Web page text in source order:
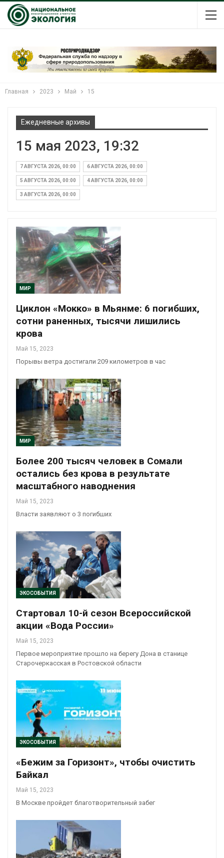
Главная 2023 Май 15
Ежедневные архивы
15 мая 2023, 19:32
7 АВГУСТА 2026, 00:00 6 АВГУСТА 2026, 00:00
5 АВГУСТА 2026, 00:00 4 АВГУСТА 2026, 00:00
3 АВГУСТА 2026, 00:00
МИР
Циклон «Мокко» в Мьянме: 6 погибших,
сотни раненных, тысячи лишились
крова
Май 15, 2023
Порывы ветра достигали 209 километров в час
МИР
Более 200 тысяч человек в Сомали
остались без крова в результате
масштабного наводнения
Май 15, 2023
Власти заявляют о 3 погибших
ЭКОСОБЫТИЯ
Стартовал 10-й сезон Всероссийской
акции «Вода России»
Май 15, 2023
Первое мероприятие прошло на берегу Дона в станице
Старочеркасская в Ростовской области
ЭКОСОБЫТИЯ
«Бежим за Горизонт», чтобы очистить
Байкал
Май 15, 2023
В Москве пройдет благотворительный забег